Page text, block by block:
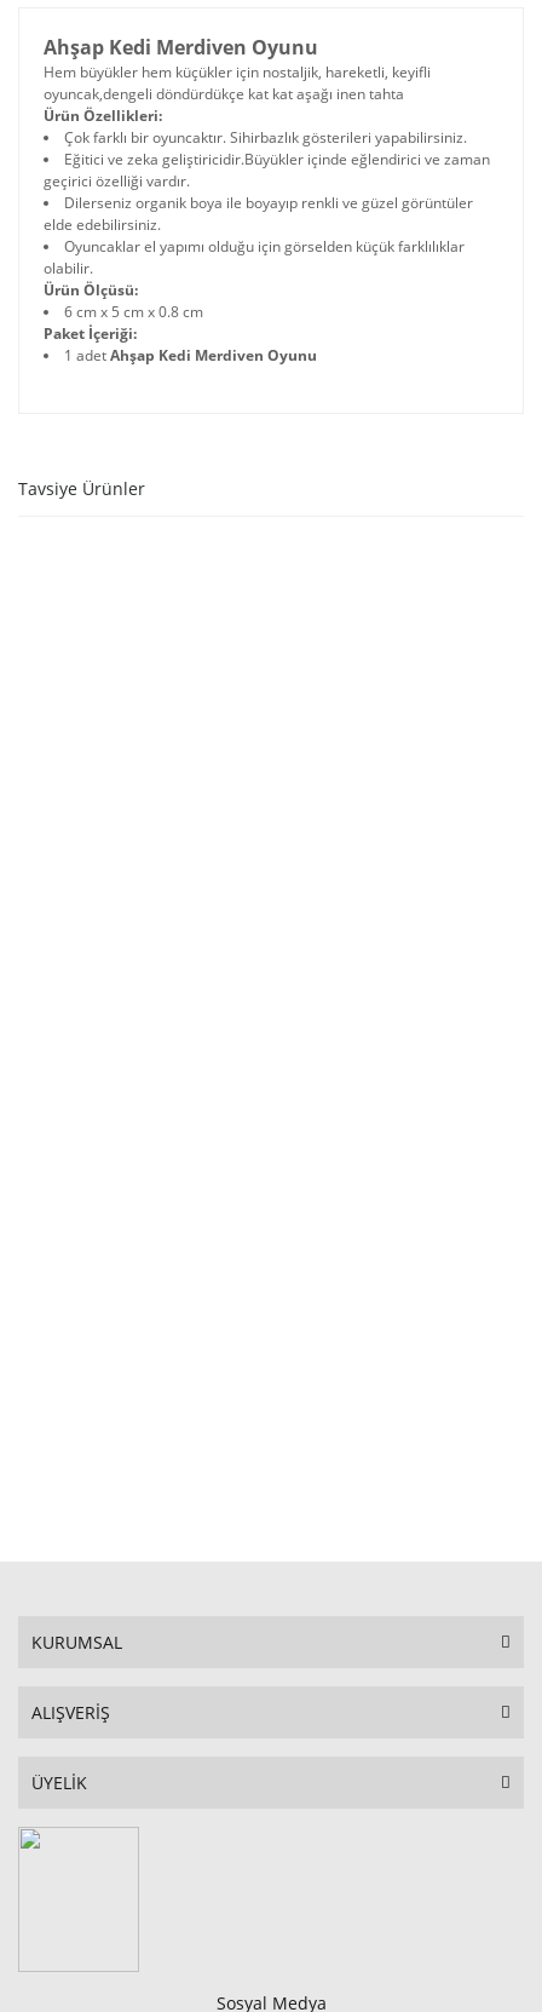
Ahşap Kedi Merdiven Oyunu
Hem büyükler hem küçükler için nostaljik, hareketli, keyifli
oyuncak,dengeli döndürdükçe kat kat aşağı inen tahta
Ürün Özellikleri:
Çok farklı bir oyuncaktır. Sihirbazlık gösterileri yapabilirsiniz.
Eğitici ve zeka geliştiricidir.Büyükler içinde eğlendirici ve zaman
geçirici özelliği vardır.
Dilerseniz organik boya ile boyayıp renkli ve güzel görüntüler
elde edebilirsiniz.
Oyuncaklar el yapımı olduğu için görselden küçük farklılıklar
olabilir.
Ürün Ölçüsü:
6 cm x 5 cm x 0.8 cm
Paket İçeriği:
1 adetAhşap Kedi Merdiven Oyunu
Tavsiye Ürünler
KURUMSAL
ALIŞVERİŞ
ÜYELİK
Sosyal Medya